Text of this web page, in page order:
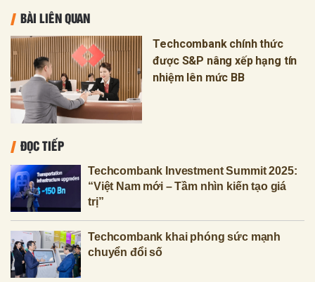
BÀI LIÊN QUAN
Techcombank chính thức
được S&P nâng xếp hạng tín
nhiệm lên mức BB
ĐỌC TIẾP
Techcombank Investment Summit 2025:
“Việt Nam mới – Tầm nhìn kiến tạo giá
trị”
Techcombank khai phóng sức mạnh
chuyển đổi số